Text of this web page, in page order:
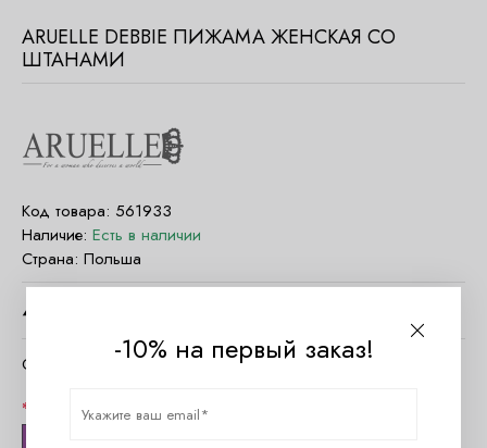
ARUELLE DEBBIE ПИЖАМА ЖЕНСКАЯ СО
ШТАНАМИ
Код товара: 561933
Наличие: Есть в наличии
Страна: Польша
4260
Очистить параметры-10% на первый заказ!